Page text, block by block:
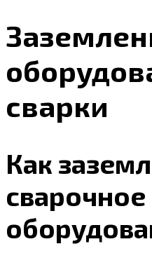
сварки
Как
сварочное